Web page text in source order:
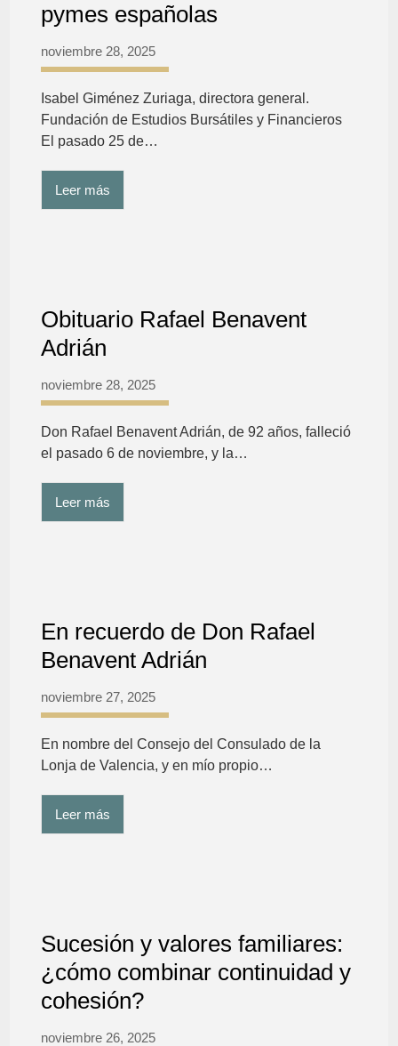
pymes españolas
noviembre 28, 2025
Isabel Giménez Zuriaga, directora general.
Fundación de Estudios Bursátiles y Financieros
El pasado 25 de…
Leer más
Obituario Rafael Benavent
Adrián
noviembre 28, 2025
Don Rafael Benavent Adrián, de 92 años, falleció
el pasado 6 de noviembre, y la…
Leer más
En recuerdo de Don Rafael
Benavent Adrián
noviembre 27, 2025
En nombre del Consejo del Consulado de la
Lonja de Valencia, y en mío propio…
Leer más
Sucesión y valores familiares:
¿cómo combinar continuidad y
cohesión?
noviembre 26, 2025